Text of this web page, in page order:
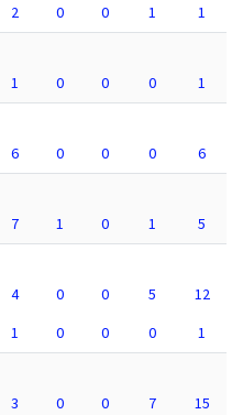
2 0 0 1
1
1 0 0 0
1
6 0 0 0
6
7 1 0 1
5
4 0 0 5
12
1 0 0 0
1
3 0 0 7 15